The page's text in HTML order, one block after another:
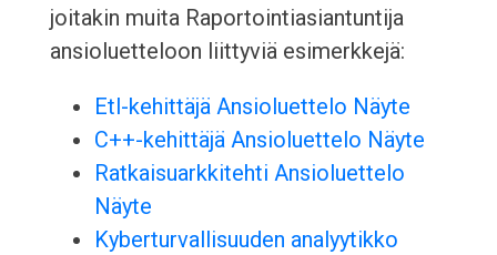
joitakin muita Raportointiasiantuntija
ansioluetteloon liittyviä esimerkkejä:
Etl-kehittäjä Ansioluettelo Näyte
C++-kehittäjä Ansioluettelo Näyte
Ratkaisuarkkitehti Ansioluettelo
Näyte
Kyberturvallisuuden analyytikko